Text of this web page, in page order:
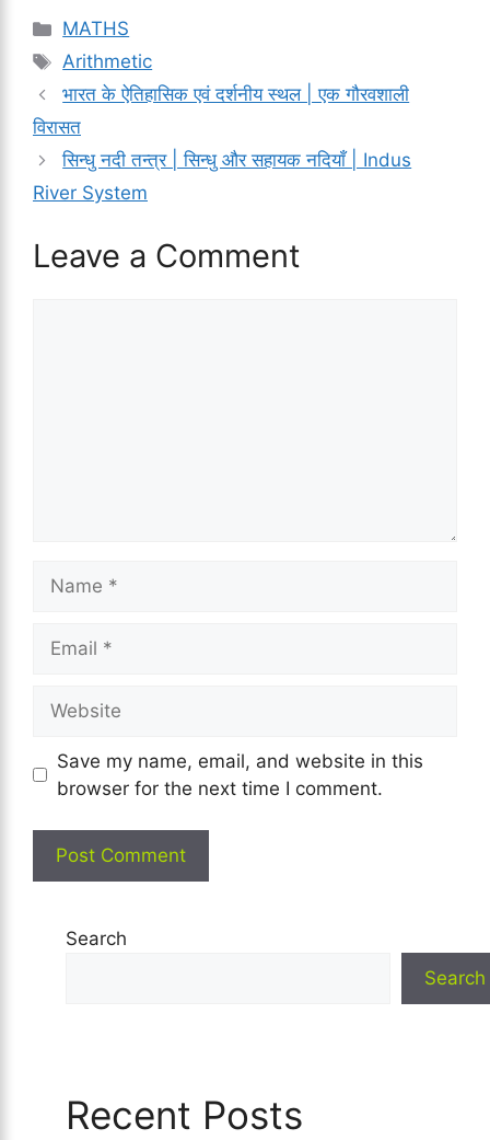
Categories
MATHS
Tags
Arithmetic
भारत के ऐतिहासिक एवं दर्शनीय स्थल | एक गौरवशाली
विरासत
सिन्धु नदी तन्त्र | सिन्धु और सहायक नदियाँ | Indus
River System
Leave a Comment
Save my name, email, and website in this
browser for the next time I comment.
Search
Search
Recent Posts